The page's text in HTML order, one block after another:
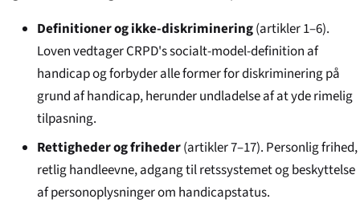
Definitioner og ikke-diskriminering(artikler 1–6).
Loven vedtager CRPD's socialt-model-definition af
handicap og forbyder alle former for diskriminering på
grund af handicap, herunder undladelse af at yde rimelig
tilpasning.
Rettigheder og friheder(artikler 7–17). Personlig frihed,
retlig handleevne, adgang til retssystemet og beskyttelse
af personoplysninger om handicapstatus.